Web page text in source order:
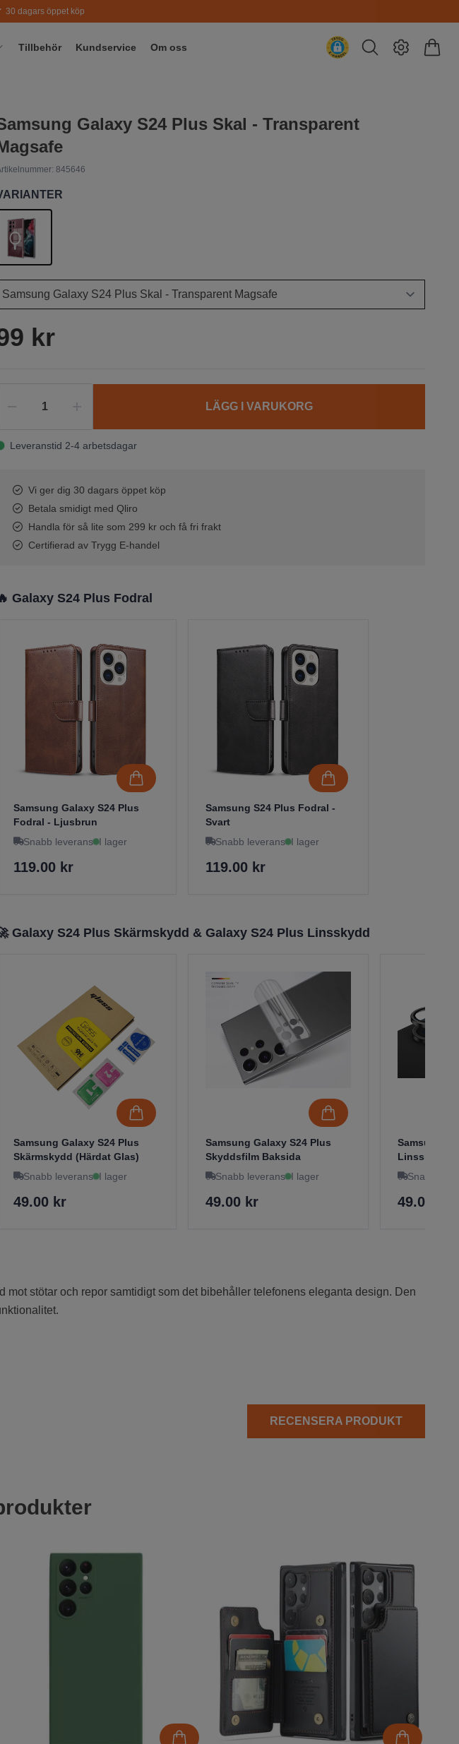
30 dagars öppet köp
Tillbehör Kundservice Om oss
Galaxy S24 Plus Skal - Transparent
845646
kr
LÄGG I VARUKORG
Leveranstid 2-4 arbetsdagar
Vi ger dig 30 dagars öppet köp
Betala smidigt med Qliro
Handla för så lite som 299 kr och få fri frakt
Certifierad av Trygg E-handel
Galaxy S24 Plus Fodral
Samsung Galaxy S24 Plus
Fodral - Ljusbrun
Snabb leverans I lager
119.00 kr
Samsung S24 Plus Fodral -
Svart
Snabb leverans I lager
119.00 kr
Galaxy S24 Plus Skärmskydd & Galaxy S24 Plus Linsskydd
Samsung Galaxy S24 Plus
Skärmskydd (Härdat Glas)
Snabb leverans I lager
49.00 kr
Samsung Galaxy S24 Plus
Skyddsfilm Baksida
Snabb leverans I lager
49.00 kr
Samsung
Linsskydd
Snabb
49.00 kr
stötar och repor samtidigt som det bibehåller telefonens eleganta design. Den
RECENSERA PRODUKT